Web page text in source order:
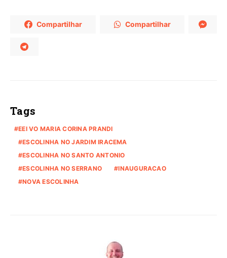
Compartilhar Compartilhar
Tags
EEI VO MARIA CORINA PRANDI
ESCOLINHA NO JARDIM IRACEMA
ESCOLINHA NO SANTO ANTONIO
ESCOLINHA NO SERRANO
INAUGURACAO
NOVA ESCOLINHA